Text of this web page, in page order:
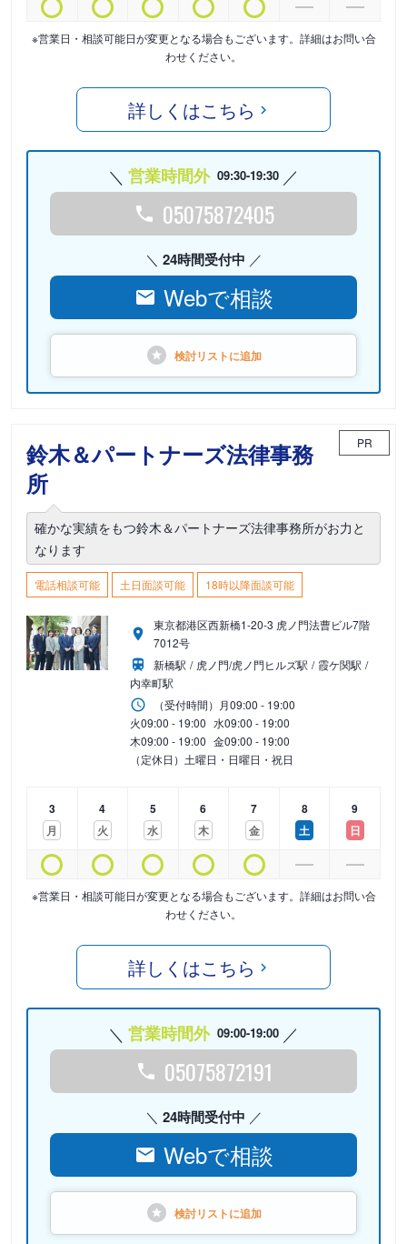
※営業日・相談可能日が変更となる場合もございます。詳細はお問い合
わせください。
詳しくはこちら
営業時間外 09:30-19:30
05075872405
24時間受付中
Webで相談
検討リストに追加
鈴木＆パートナーズ法律事務
所
PR
確かな実績をもつ鈴木＆パートナーズ法律事務所がお力と
なります
電話相談可能 土日面談可能 18時以降面談可能
東京都港区西新橋1-20-3 虎ノ門法曹ビル7階
7012号
新橋駅
虎ノ門/虎ノ門ヒルズ駅
霞ケ関駅
内幸町駅
（受付時間） 月09:00 - 19:00
火09:00 - 19:00 水09:00 - 19:00
木09:00 - 19:00 金09:00 - 19:00
（定休日）土曜日・日曜日・祝日
3
月
4
火
5
水
6
木
7
金
8
土
9
日
※営業日・相談可能日が変更となる場合もございます。詳細はお問い合
わせください。
詳しくはこちら
営業時間外 09:00-19:00
05075872191
24時間受付中
Webで相談
検討リストに追加